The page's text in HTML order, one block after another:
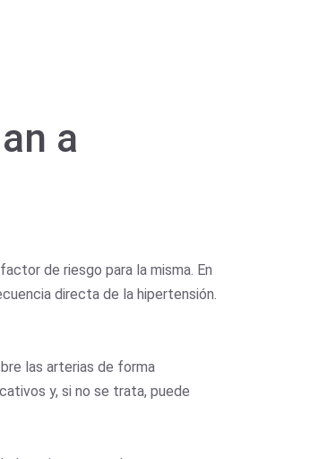
a
de riesgo para la misma. En
directa de la hipertensión.
las arterias de forma
y, si no se trata, puede